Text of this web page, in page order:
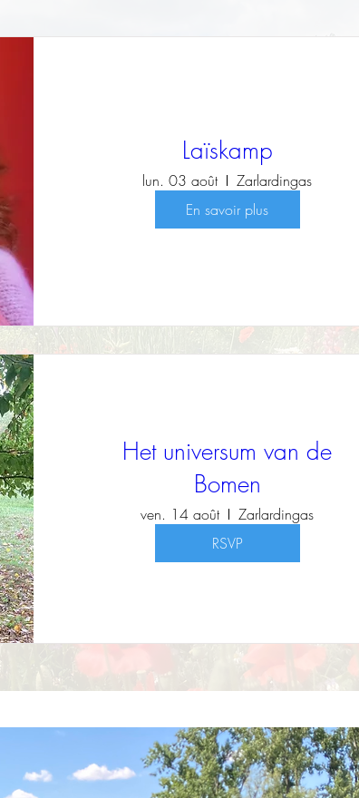
Laïskamp
lun. 03 août
Zarlardingas
En savoir plus
Het universum van de
Bomen
ven. 14 août
Zarlardingas
RSVP